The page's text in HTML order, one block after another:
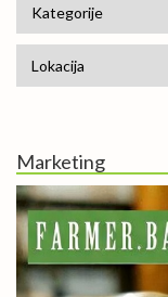
Marketing